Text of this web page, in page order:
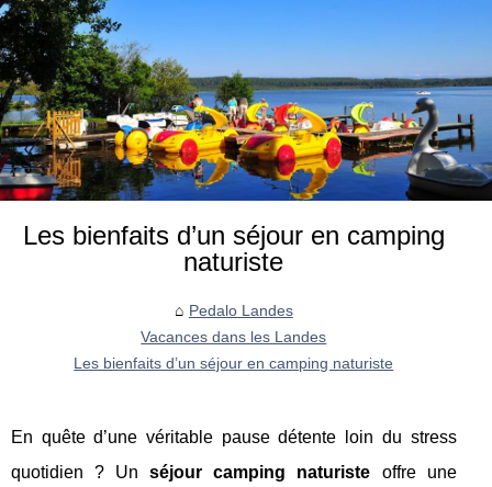
Les bienfaits d’un séjour en camping
naturiste
Pedalo Landes
Vacances dans les Landes
Les bienfaits d’un séjour en camping naturiste
En quête d’une véritable pause détente loin du stress
quotidien ? Unséjour camping naturiste offre une